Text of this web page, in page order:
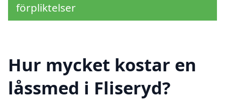
förpliktelser
Hur mycket kostar en
låssmed i Fliseryd?